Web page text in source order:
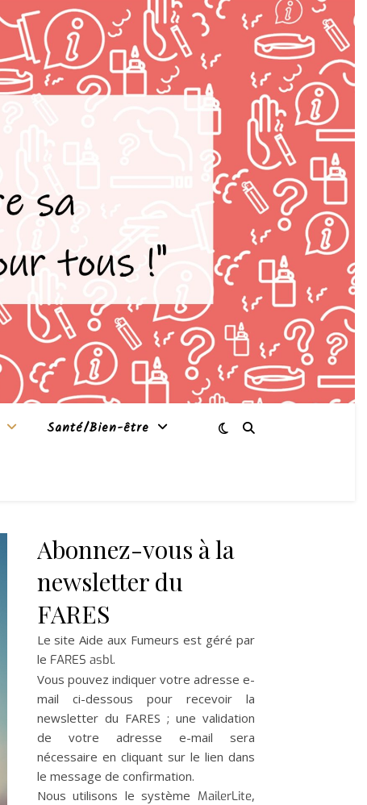
Santé/Bien-être
Abonnez-vous à la
newsletter du
FARES
Le site Aide aux Fumeurs est géré par
le FARES asbl.
Vous pouvez indiquer votre adresse e-
mail ci-dessous pour recevoir la
newsletter du FARES ; une validation
de votre adresse e-mail sera
nécessaire en cliquant sur le lien dans
le message de confirmation.
Nous utilisons le système MailerLite,